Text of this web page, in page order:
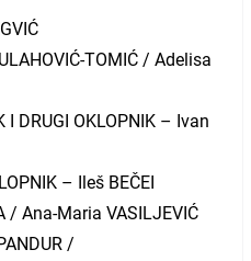
TOMIĆ / Adelisa
I DRUGI OKLOPNIK – Ivan
– Ileš BEČEI
/ Ana-Maria VASILJEVIĆ
/